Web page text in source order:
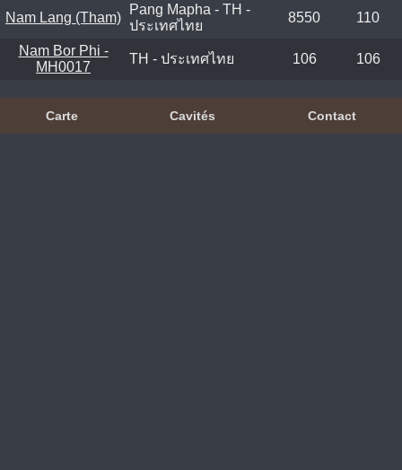
Nam Lang (Tham)
Pang Mapha - TH -
ประเทศไทย
8550 110
Nam Bor Phi -
MH0017
TH - ประเทศไทย 106 106
Carte Cavités Contact